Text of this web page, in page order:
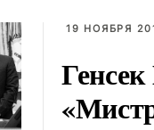
19 НОЯБРЯ